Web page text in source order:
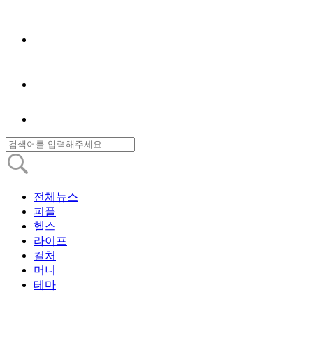
전체뉴스
피플
헬스
라이프
컬처
머니
테마